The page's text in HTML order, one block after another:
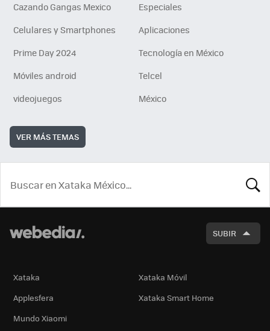
Cazando Gangas Mexico
Especiales
Celulares y Smartphones
Aplicaciones
Prime Day 2024
Tecnología en México
Móviles android
Telcel
videojuegos
México
VER MÁS TEMAS
SUBIR
Xataka
Xataka Móvil
Applesfera
Xataka Smart Home
Mundo Xiaomi